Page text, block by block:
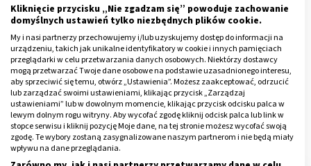
zaczerwienienie i obrzęk skóry. Zgłaszane są także
przypadki pieczenia i swędzenia. Rzadziej mogą
wystąpić nawet objawy ogólne, takie jak nudności,
zawroty głowyi gorączka. Symptomy ustępują w ciągu
kilku dni, jednak w przypadku wystąpienia reakcji
alergicznej zaleca się kontakt z lekarzem.
Dalszą część artykułu znajdziesz pod sekcją "Pytania
do eksperta"
Kliknięcie przycisku „Nie zgadzam się” powoduje zachowanie
domyślnych ustawień tylko niezbędnych plików cookie.
My i nasi partnerzy przechowujemy i/lub uzyskujemy dostęp do informacji na
urządzeniu, takich jak unikalne identyfikatory w cookie i innych pamięciach
przeglądarki w celu przetwarzania danych osobowych. Niektórzy dostawcy
mogą przetwarzać Twoje dane osobowe na podstawie uzasadnionego interesu,
aby sprzeciwić się temu, otwórz „Ustawienia”. Możesz zaakceptować, odrzucić
lub zarządzać swoimi ustawieniami, klikając przycisk „Zarządzaj
ustawieniami” lub w dowolnym momencie, klikając przycisk odcisku palca w
lewym dolnym rogu witryny. Aby wycofać zgodę kliknij odcisk palca lub link w
stopce serwisu i kliknij pozycję Moje dane, na tej stronie możesz wycofać swoją
zgodę. Te wybory zostaną zasygnalizowane naszym partnerom i nie będą miały
wpływu na dane przeglądania.